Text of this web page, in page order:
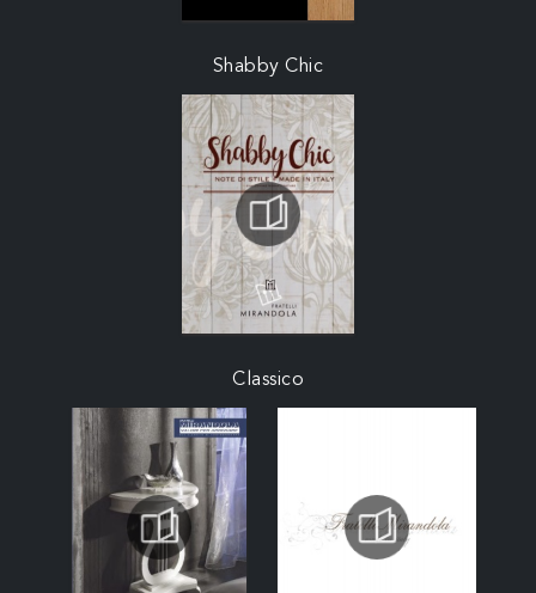
Shabby Chic
Classico